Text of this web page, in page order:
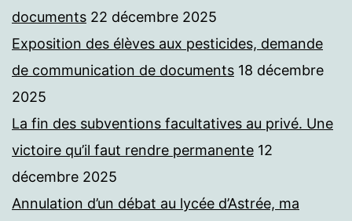
documents 22 décembre 2025
Exposition des élèves aux pesticides, demande
de communication de documents 18 décembre
2025
La fin des subventions facultatives au privé. Une
victoire qu’il faut rendre permanente 12
décembre 2025
Annulation d’un débat au lycée d’Astrée, ma